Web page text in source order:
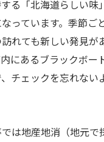
る「北海道らしい味
っています。季節ご
れても新しい発見が
にあるブラックボー
チェックを忘れない
は地産地消（地元で